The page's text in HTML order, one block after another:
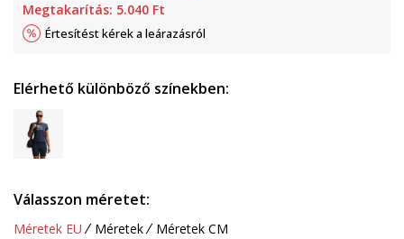
Megtakarítás: 5.040 Ft
Értesítést kérek a leárazásról
Elérhető különböző színekben:
Válasszon méretet:
Méretek EU Méretek Méretek CM